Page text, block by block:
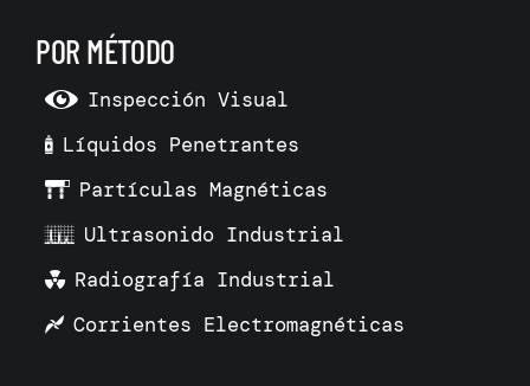
POR MÉTODO
Inspección Visual
Líquidos Penetrantes
Partículas Magnéticas
Ultrasonido Industrial
Radiografía Industrial
Corrientes Electromagnéticas